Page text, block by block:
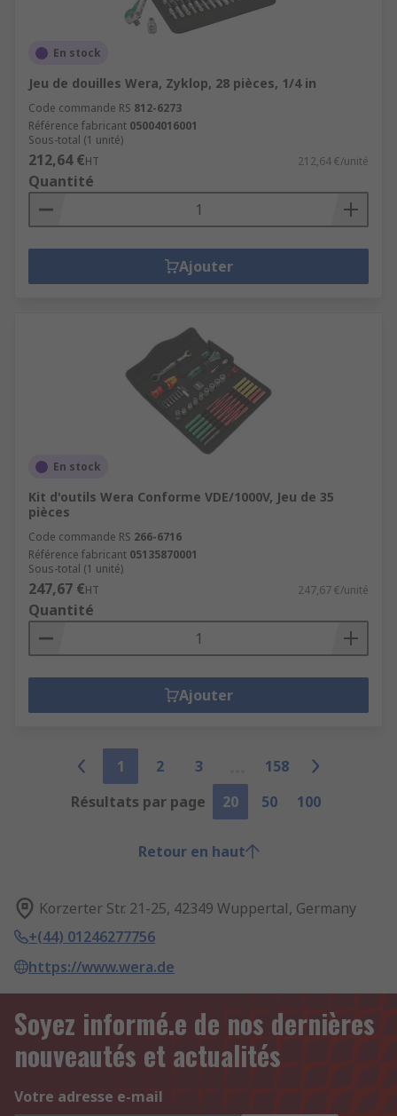
En stock
Jeu de douilles Wera, Zyklop, 28 pièces, 1/4 in
Code commande RS 812-6273
Référence fabricant 05004016001
Sous-total (1 unité)
212,64 €HT 212,64 €/unité
Quantité
Ajouter
En stock
Kit d'outils Wera Conforme VDE/1000V, Jeu de 35
pièces
Code commande RS 266-6716
Référence fabricant 05135870001
Sous-total (1 unité)
247,67 €HT 247,67 €/unité
Quantité
Ajouter
1 2 3
158
Résultats par page
20 50 100
Retour en haut
Korzerter Str. 21-25, 42349 Wuppertal, Germany
+(44) 01246277756
https://www.wera.de
Soyez informé.e de nos dernières
nouveautés et actualités
Votre adresse e-mail